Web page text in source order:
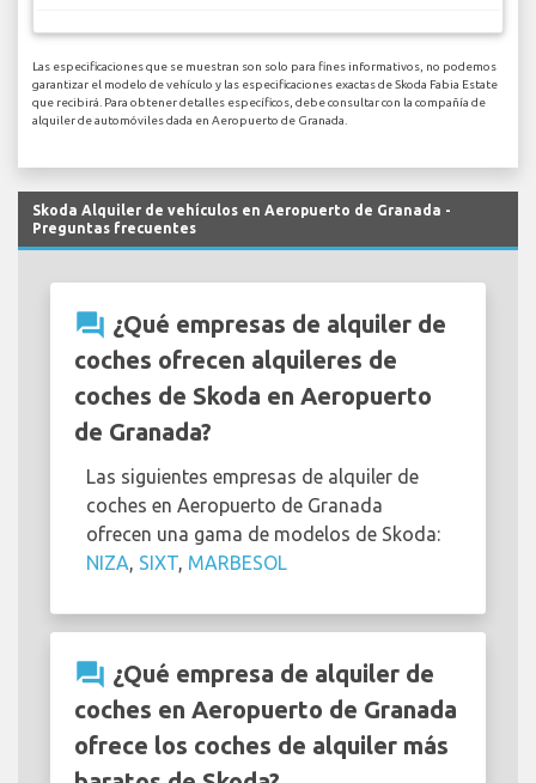
Las especificaciones que se muestran son solo para fines informativos, no podemos
garantizar el modelo de vehículo y las especificaciones exactas de Skoda Fabia Estate
que recibirá. Para obtener detalles específicos, debe consultar con la compañía de
alquiler de automóviles dada en Aeropuerto de Granada.
Skoda Alquiler de vehículos en Aeropuerto de Granada -
Preguntas frecuentes
question_answer ¿Qué empresas de alquiler de
coches ofrecen alquileres de
coches de Skoda en Aeropuerto
de Granada?
Las siguientes empresas de alquiler de
coches en Aeropuerto de Granada
ofrecen una gama de modelos de Skoda:
NIZA SIXT MARBESOL
question_answer ¿Qué empresa de alquiler de
coches en Aeropuerto de Granada
ofrece los coches de alquiler más